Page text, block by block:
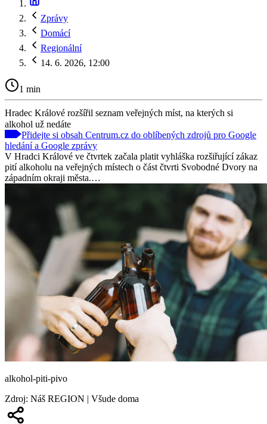
Zprávy
Domácí
Regionální
14. 6. 2026, 12:00
1 min
Hradec Králové rozšířil seznam veřejných míst, na kterých si
alkohol už nedáte
Přidejte si obsah Centrum.cz do oblíbených zdrojů pro Google
hledání a Google zprávy
V Hradci Králové ve čtvrtek začala platit vyhláška rozšiřující zákaz
pití alkoholu na veřejných místech o část čtvrti Svobodné Dvory na
západním okraji města.…
alkohol-piti-pivo
Zdroj: Náš REGION | Všude doma